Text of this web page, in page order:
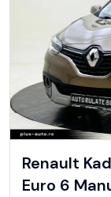
Renault Kadjar 1.6 dCi 130CP An 2015
Euro 6